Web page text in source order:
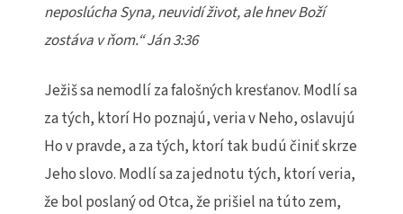
neposlúcha Syna, neuvidí život, ale hnev Boží
zostáva v ňom.“ Ján 3:36
Ježiš sa nemodlí za falošných kresťanov. Modlí sa
za tých, ktorí Ho poznajú, veria v Neho, oslavujú
Ho v pravde, a za tých, ktorí tak budú činiť skrze
Jeho slovo. Modlí sa za jednotu tých, ktorí veria,
že bol poslaný od Otca, že prišiel na túto zem,